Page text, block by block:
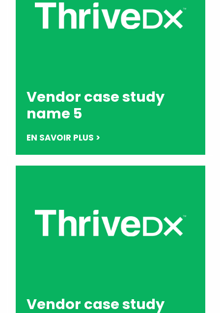
Vendor case study
name 5
EN SAVOIR PLUS >
Vendor case study